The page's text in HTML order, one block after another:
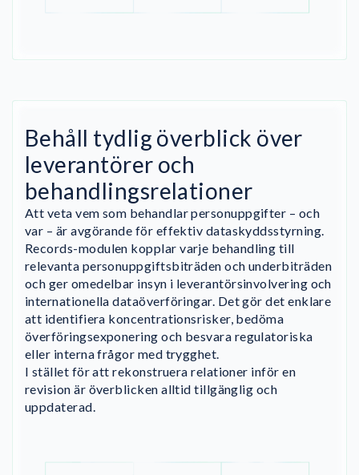
Behåll tydlig överblick över
leverantörer och
behandlingsrelationer
Att veta vem som behandlar personuppgifter – och
var – är avgörande för effektiv dataskyddsstyrning.
Records-modulen kopplar varje behandling till
relevanta personuppgiftsbiträden och underbiträden
och ger omedelbar insyn i leverantörsinvolvering och
internationella dataöverföringar. Det gör det enklare
att identifiera koncentrationsrisker, bedöma
överföringsexponering och besvara regulatoriska
eller interna frågor med trygghet.
I stället för att rekonstruera relationer inför en
revision är överblicken alltid tillgänglig och
uppdaterad.